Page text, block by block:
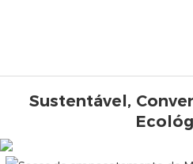
Sustentável,